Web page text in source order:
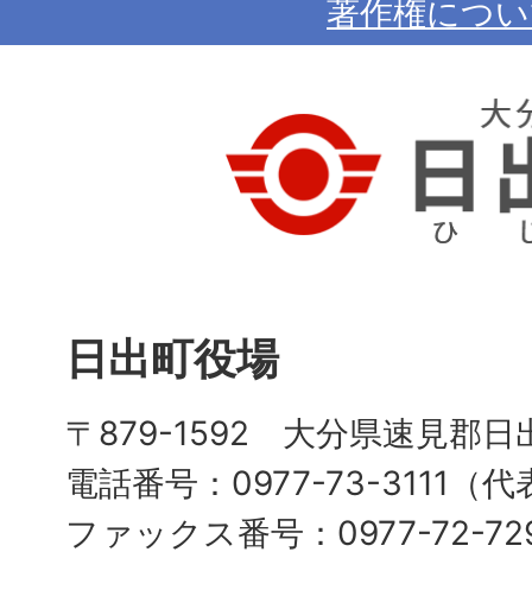
著作権につ
日出町役場
〒879-1592 大分県速見郡日
電話番号：0977-73-3111（代
ファックス番号：0977-72-